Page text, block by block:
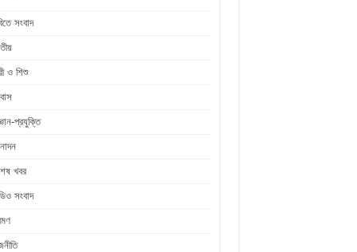
সংবাদ
ও শিশু
প্রযুক্তি
খবর
সংবাদ